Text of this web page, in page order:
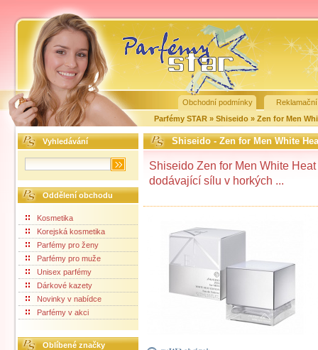
Obchodní podmínky
Parfémy STAR » Shiseido » Zen for Men
Vyhledávání
Oddělení obchodu
Kosmetika
Korejská kosmetika
Parfémy pro ženy
Parfémy pro muže
Unisex parfémy
Dárkové kazety
Novinky v nabídce
Parfémy v akci
Oblíbené značky
Shiseido - Zen for Men White
Shiseido Zen for Men White
dodávající sílu v horkých ...